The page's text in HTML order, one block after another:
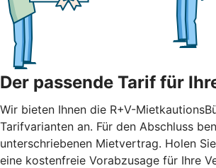
Der passende Tarif für
Wir bieten Ihnen die R+V-
Tarifvarianten an. Für den Abschluss
unterschriebenen Mietvertrag. Holen
eine kostenfreie Vorabzusage für Ihre